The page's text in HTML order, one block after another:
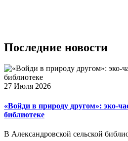
Последние новости
27 Июля 2026
«Войди в природу другом»: эко-
библиотеке
В Александровской сельской